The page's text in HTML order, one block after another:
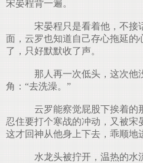
宋晏程背一遍。
宋晏程只是看着他，不接
面，云罗也知道自己存心拖延的
了，只好默默收了声。
那人再一次低头，这次他
角：“去洗澡。”
云罗能察觉屁股下挨着的
忍住要打个寒战的冲动，又被宋
这才回神从他身上下去，乖顺地
水龙头被拧开，温热的水